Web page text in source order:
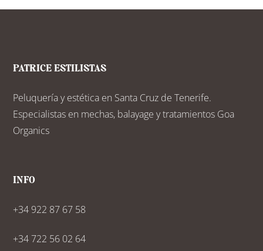
PATRICE ESTILISTAS
Peluquería y estética en Santa Cruz de Tenerife.
Especialistas en mechas, balayage y tratamientos Goa
Organics
INFO
+34 922 87 67 58
+34 722 56 02 64